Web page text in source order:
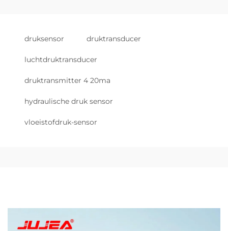
druksensor druktransducer
luchtdruktransducer
druktransmitter 4 20ma
hydraulische druk sensor
vloeistofdruk-sensor